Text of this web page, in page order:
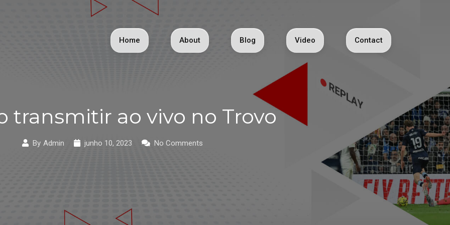
Home About Blog Video Contact
transmitir ao vivo no Trovo
By Admin junho 10, 2023 No Comments